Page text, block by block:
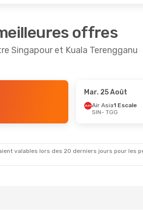
offres
Singapour et Kuala Terengganu
- Lun. 21 Sept.
Mar. 25 Août
Air Asia1 Escale
SIN- TGG
valables lors des 20 derniers jours pour